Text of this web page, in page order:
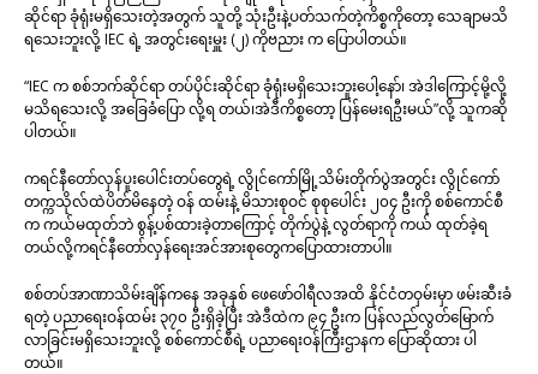
ဆိုင်ရာ ခုံရုံးမရှိသေးတဲ့အတွက် သူတို့ သုံးဦးနဲ့ပတ်သက်တဲ့ကိစ္စကိုတော့ သေချာမသိ
ရသေးဘူးလို့ IEC ရဲ့ အတွင်းရေးမှူး (၂) ကိုဗညား က ပြောပါတယ်။
“IEC က စစ်ဘက်ဆိုင်ရာ တပ်ပိုင်းဆိုင်ရာ ခုံရုံးမရှိသေးဘူးပေါ့နော်၊ အဲဒါကြောင့်မို့လို့
မသိရသေးလို့ အခြေခံပြော လို့ရ တယ်၊အဲဒီကိစ္စတော့ ပြန်မေးရဦးမယ်”လို့ သူကဆို
ပါတယ်။
ကရင်နီတော်လှန်ပူးပေါင်းတပ်တွေရဲ့ လွိုင်ကော်မြို့သိမ်းတိုက်ပွဲအတွင်း လွိုင်ကော်
တက္ကသိုလ်ထဲပိတ်မိနေတဲ့ ဝန် ထမ်းနဲ့ မိသားစုဝင် စုစုပေါင်း ၂၀၄ ဦးကို စစ်ကောင်စီ
က ကယ်မထုတ်ဘဲ စွန့်ပစ်ထားခဲ့တာကြောင့် တိုက်ပွဲနဲ့ လွတ်ရာကို ကယ် ထုတ်ခဲ့ရ
တယ်လို့ကရင်နီတော်လှန်ရေးအင်အားစုတွေကပြောထားတာပါ။
စစ်တပ်အာဏာသိမ်းချိန်ကနေ အခုနှစ် ဖေဖော်ဝါရီလအထိ နိုင်ငံတဝှမ်းမှာ ဖမ်းဆီးခံ
ရတဲ့ ပညာရေးဝန်ထမ်း ၃၇၀ ဦးရှိခဲ့ပြီး အဲဒီထဲက ၉၄ ဦးက ပြန်လည်လွတ်မြောက်
လာခြင်းမရှိသေးဘူးလို့ စစ်ကောင်စီရဲ့ ပညာရေးဝန်ကြီးဌာနက ပြောဆိုထား ပါ
တယ်။